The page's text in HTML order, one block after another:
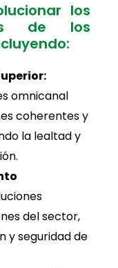
los
de los
omnicanal
coherentes y
la lealtad y
del sector,
y seguridad de